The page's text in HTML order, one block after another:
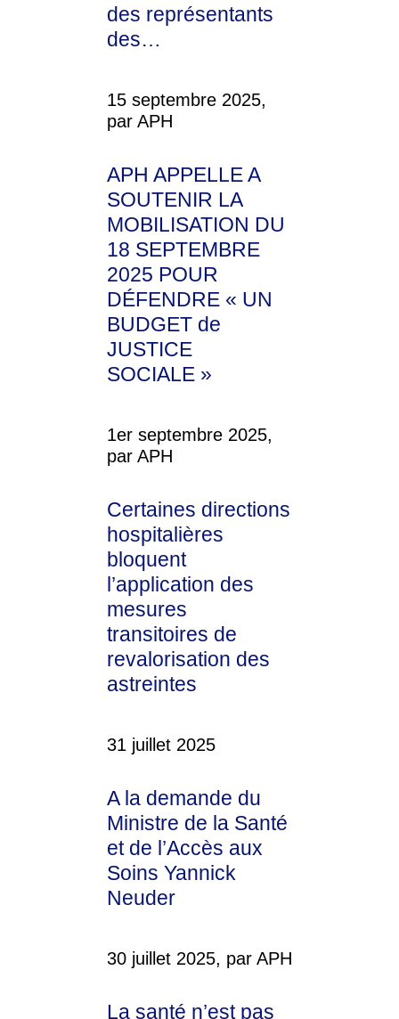
des représentants
des…
15 septembre 2025,
par APH
APH APPELLE A
SOUTENIR LA
MOBILISATION DU
18 SEPTEMBRE
2025 POUR
DÉFENDRE « UN
BUDGET de
JUSTICE
SOCIALE »
1er septembre 2025,
par APH
Certaines directions
hospitalières
bloquent
l’application des
mesures
transitoires de
revalorisation des
astreintes
31 juillet 2025
A la demande du
Ministre de la Santé
et de l’Accès aux
Soins Yannick
Neuder
30 juillet 2025, par APH
La santé n’est pas